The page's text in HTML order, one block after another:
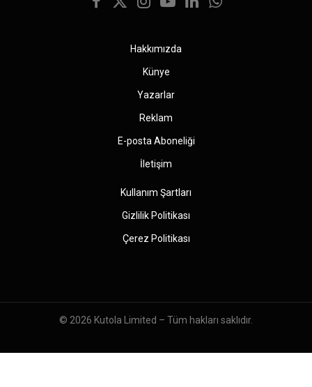
Facebook
X
Instagram
YouTubeLinkedInWhatsApp
Hakkımızda
Künye
Yazarlar
Reklam
E-posta Aboneliği
İletişim
Kullanım Şartları
Gizlilik Politikası
Çerez Politikası
© 2026 Kutola Limited – Tüm hakları saklıdır.